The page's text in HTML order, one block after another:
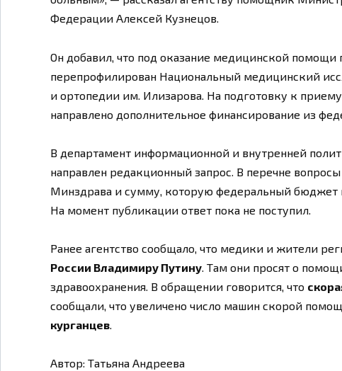
Федерации Алексей Кузнецов.
Он добавил, что под оказание медицинской помощи
перепрофилирован Национальный медицинский
и ортопедии им. Илизарова. На подготовку к
направлено дополнительное финансирование из
В департамент информационной и внутренней
направлен редакционный запрос. В перечне
Минздрава и сумму, которую федеральный бюджет
На момент публикации ответ пока не поступил.
Ранее агентство сообщало, что медики и жители
России Владимиру Путину. Там они просят о
здравоохранения. В обращении говорится, что
сообщали, что увеличено число машин скорой
курганцев.
Автор: Татьяна Андреева